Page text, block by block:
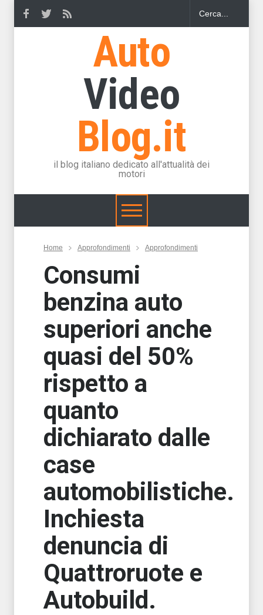
Auto
Video
Blog.it
il blog italiano dedicato all'attualità dei
motori
Home Approfondimenti Approfondimenti
Consumi
benzina auto
superiori anche
quasi del 50%
rispetto a
quanto
dichiarato dalle
case
automobilistiche.
Inchiesta
denuncia di
Quattroruote e
Autobuild.